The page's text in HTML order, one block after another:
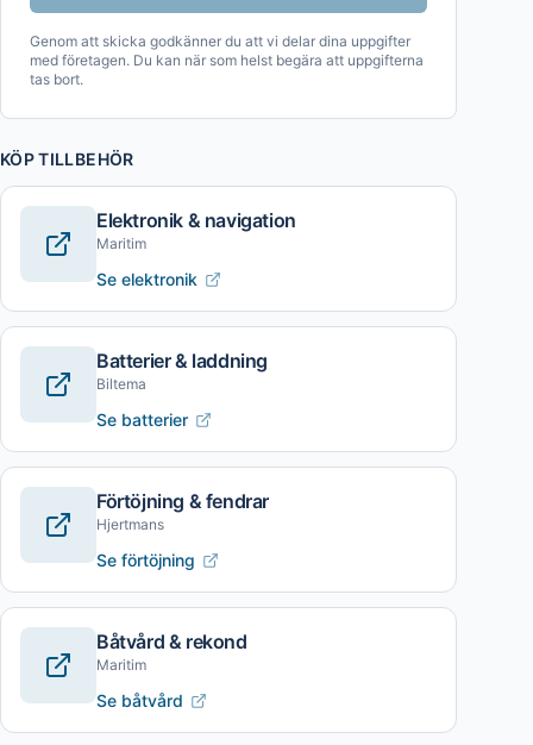
Genom att skicka godkänner du att vi delar dina uppgifter
med företagen. Du kan när som helst begära att uppgifterna
tas bort.
KÖP TILLBEHÖR
Elektronik & navigation
Maritim
Se elektronik
Batterier & laddning
Biltema
Se batterier
Förtöjning & fendrar
Hjertmans
Se förtöjning
Båtvård & rekond
Maritim
Se båtvård